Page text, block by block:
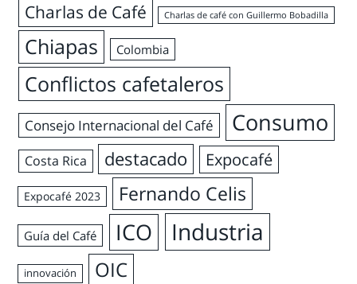
Charlas de Café Charlas de café con Guillermo Bobadilla
Chiapas Colombia
Conflictos cafetaleros
Consejo Internacional del Café Consumo
Costa Rica destacado Expocafé
Expocafé 2023 Fernando Celis
Guía del Café ICO Industria
innovación
OIC